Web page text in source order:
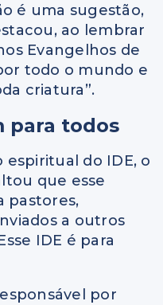
é uma sugestão,
ao lembrar
Evangelhos de
todo o mundo e
criatura”.
para todos
do IDE, o
que esse
pastores,
a outros
IDE é para
por